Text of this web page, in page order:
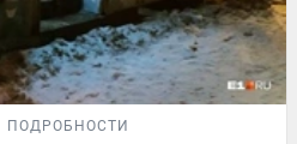
ПОДРОБНОСТИ